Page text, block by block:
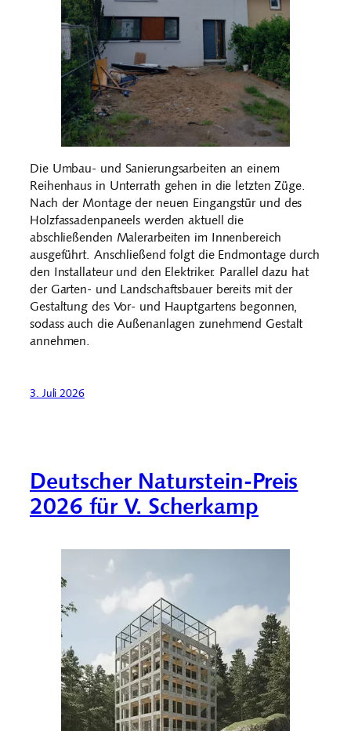
Die Umbau- und Sanierungsarbeiten an einem
Reihenhaus in Unterrath gehen in die letzten Züge.
Nach der Montage der neuen Eingangstür und des
Holzfassadenpaneels werden aktuell die
abschließenden Malerarbeiten im Innenbereich
ausgeführt. Anschließend folgt die Endmontage durch
den Installateur und den Elektriker. Parallel dazu hat
der Garten- und Landschaftsbauer bereits mit der
Gestaltung des Vor- und Hauptgartens begonnen,
sodass auch die Außenanlagen zunehmend Gestalt
annehmen.
3. Juli 2026
Deutscher Naturstein-Preis
2026 für V. Scherkamp